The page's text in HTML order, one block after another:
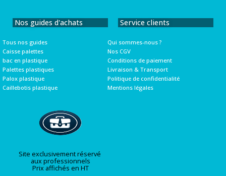
Nos guides d'achats
Tous nos guides
Caisse palettes
bac en plastique
Palettes plastiques
Palox plastique
Caillebotis plastique
Service clients
Qui sommes-nous ?
Nos CGV
Conditions de paiement
Livraison & Transport
Politique de confidentialité
Mentions légales
Site exclusivement réservé
aux professionnels
Prix affichés en HT